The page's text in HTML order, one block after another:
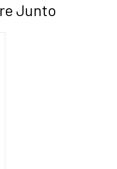
Junto